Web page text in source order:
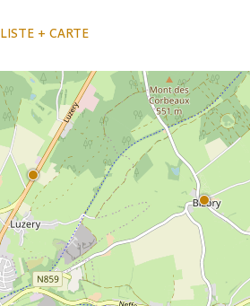
LISTE + CARTE